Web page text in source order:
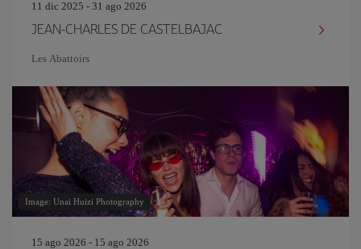
11 dic 2025 - 31 ago 2026
JEAN-CHARLES DE CASTELBAJAC
Les Abattoirs
Image: Unai Huizi Photography
15 ago 2026 - 15 ago 2026